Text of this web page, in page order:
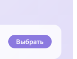
Выбрать